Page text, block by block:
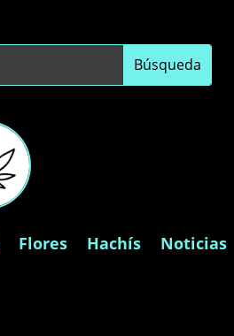
Flores Hachís Noticias